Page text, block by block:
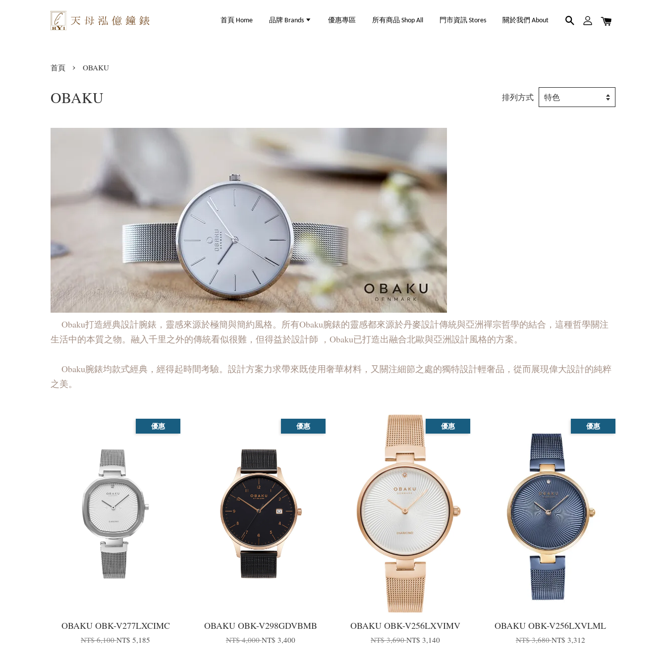
首頁 Home 品牌 Brands 優惠專區 所有商品 Shop All 門市資訊 Stores 關於我們 About
首頁 › OBAKU
OBAKU 排列方式
Obaku打造經典設計腕錶，靈感來源於極簡與簡約風格。所有Obaku腕錶的靈感都來源於丹麥設計傳統與亞洲禪宗哲學的結合，這種哲學關注
生活中的本質之物。融入千里之外的傳統看似很難，但得益於設計師 ，Obaku已打造出融合北歐與亞洲設計風格的方案。
Obaku腕錶均款式經典，經得起時間考驗。設計方案力求帶來既使用奢華材料，又關注細節之處的獨特設計輕奢品，從而展現偉大設計的純粹
之美。
優惠
OBAKU OBK-V277LXCIMC
NT$ 6,100NT$ 5,185
優惠
OBAKU OBK-V298GDVBMB
NT$ 4,000NT$ 3,400
優惠
OBAKU OBK-V256LXVIMV
NT$ 3,690NT$ 3,140
優惠
OBAKU OBK-V256LXVLML
NT$ 3,680NT$ 3,312